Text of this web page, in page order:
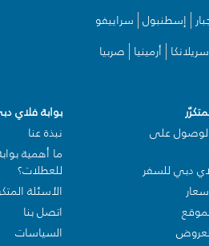
إسطنبول سراييفو
سريلانكا أرمينيا صربيا
على
دبي للسفر
بوابة فلاي
نبذة عنا
ما أهمية
للعطلات؟
الأسئلة
اتصل بنا
السياسات